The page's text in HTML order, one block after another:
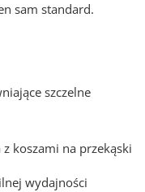
sam standard.
szczelne
koszami na przekąski
wydajności